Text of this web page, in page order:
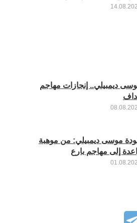
ديمبيلي.. إنجازات مهاجم
موسى ديمبيلي: من موهبة
إلى مهاجم بارع